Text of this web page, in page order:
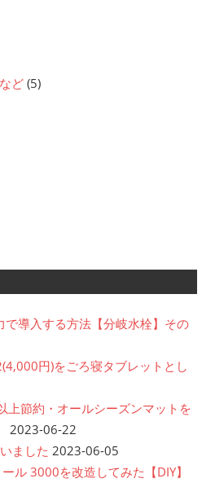
ど (5)
で導入する方法【分岐水栓】その
円)をごろ寝タブレットとし
上節約・オールシーズンマットを
2023-06-22
ました 2023-06-05
ル 3000を改造してみた【DIY】